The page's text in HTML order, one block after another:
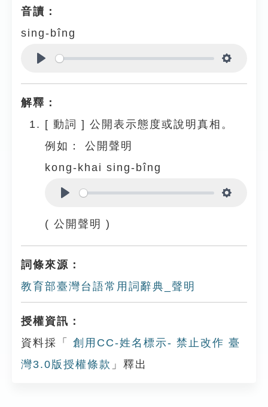
音讀：
sing-bîng
解釋：
[ 動詞 ] 公開表示態度或說明真相。
例如：
公開聲明
kong-khai sing-bîng
( 公開聲明 )
詞條來源：
教育部臺灣台語常用詞辭典_聲明
授權資訊：
資料採「
創用CC-姓名標示- 禁止改作 臺
灣3.0版授權條款 」釋出